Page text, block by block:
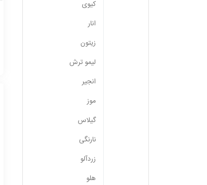
کیوی
انار
زیتون
لیمو ترش
انجیر
موز
گیلاس
نارنگی
زردآلو
هلو